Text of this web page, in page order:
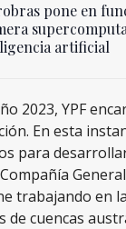
pone en
artificial
2023, YPF
En esta
para
trabajando en
de cuencas